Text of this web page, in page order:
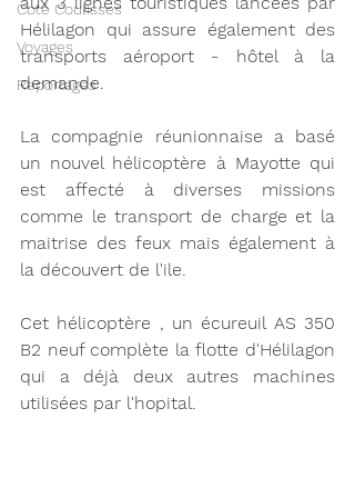
Coté Coulisses
Voyages
Reportages
Hélilagon qui assure également des
transports aéroport - hôtel à la
demande.
La compagnie réunionnaise a basé
un nouvel hélicoptère à Mayotte qui
est affecté à diverses missions
comme le transport de charge et la
maitrise des feux mais également à
la découvert de l'ile.
Cet hélicoptère , un écureuil AS 350
B2 neuf complète la flotte d'Hélilagon
qui a déjà deux autres machines
utilisées par l'hopital.